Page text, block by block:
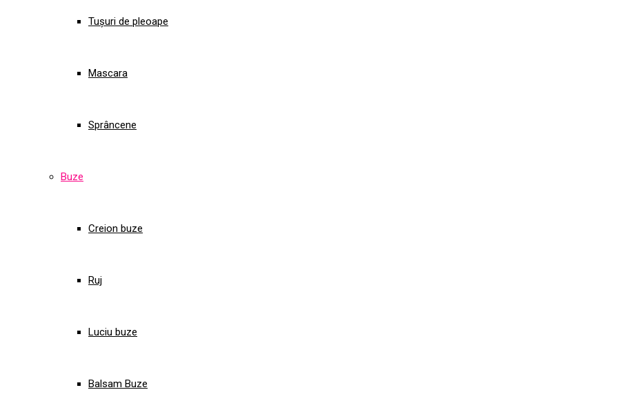
Tușuri de pleoape
Mascara
Sprâncene
Buze
Creion buze
Ruj
Luciu buze
Balsam Buze